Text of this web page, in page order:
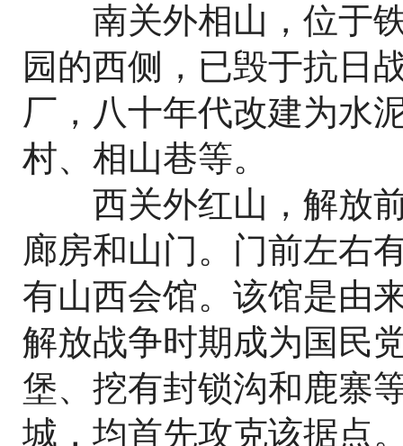
南关外相山，位于铁
园的西侧，已毁于抗日
厂，八十年代改建为水
村、相山巷等。
西关外红山，解放前
廊房和山门。门前左右
有山西会馆。该馆是由
解放战争时期成为国民
堡、挖有封锁沟和鹿寨
城，均首先攻克该据点